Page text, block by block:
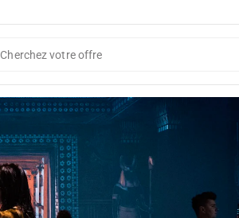
Cherchez votre offre